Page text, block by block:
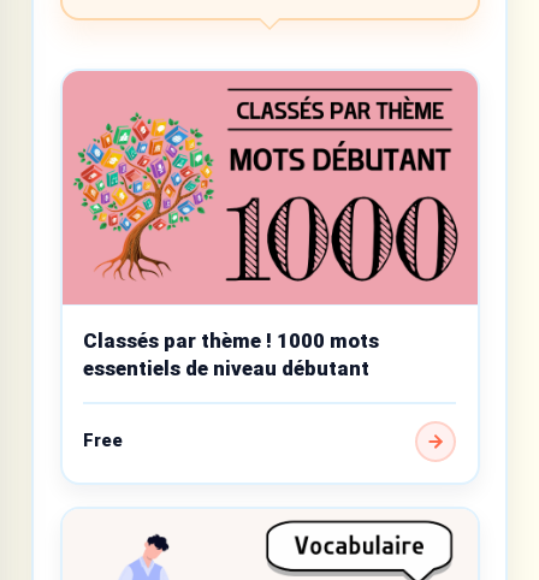
Classés par thème ! 1000 mots
essentiels de niveau débutant
Free